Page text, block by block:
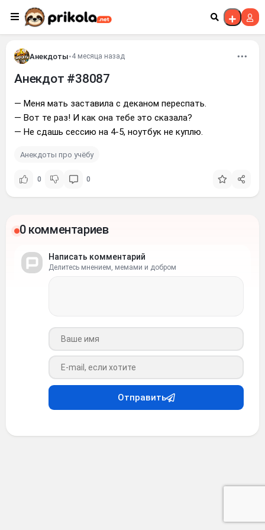
Перейти к контенту
Анекдоты•4 месяца назад
Анекдот #38087
— Меня мать заставила с деканом переспать.
— Вот те раз! И как она тебе это сказала?
— Не сдашь сессию на 4-5, ноутбук не куплю.
Анекдоты про учёбу
0 0
0 комментариев
Написать комментарий
Делитесь мнением, мемами и добром
Ваше имя
Ваш e-mail
Отправить